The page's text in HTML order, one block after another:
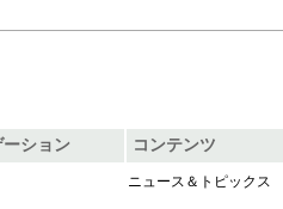
ション コンテンツ
ニュース＆トピックス